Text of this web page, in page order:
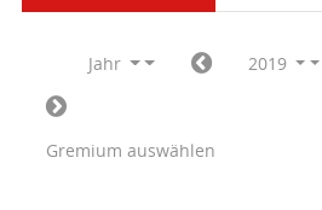
Jahr 2019
Gremium auswählen